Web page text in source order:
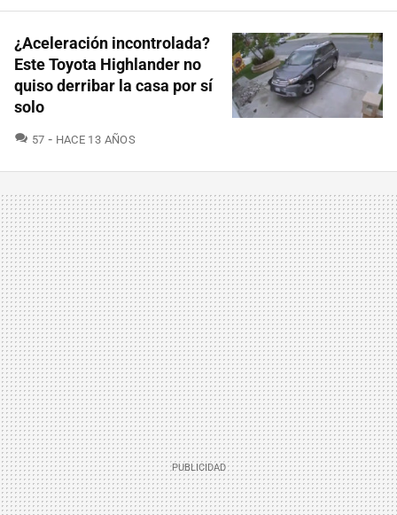
¿Aceleración incontrolada?
Este Toyota Highlander no
quiso derribar la casa por sí
solo
57 COMENTARIOS
HACE 13 AÑOS